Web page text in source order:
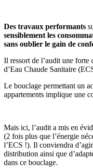
Des travaux performants
sensiblement les
sans oublier le gain de
Il ressort de l’audit une forte
d’Eau Chaude Sanitaire
Le bouclage permettant un
appartements implique une
Mais ici, l’audit a mis en
(2 fois plus que l’énergie
l’ECS !). Il conviendra
distribution ainsi que
dans ce bouclage.